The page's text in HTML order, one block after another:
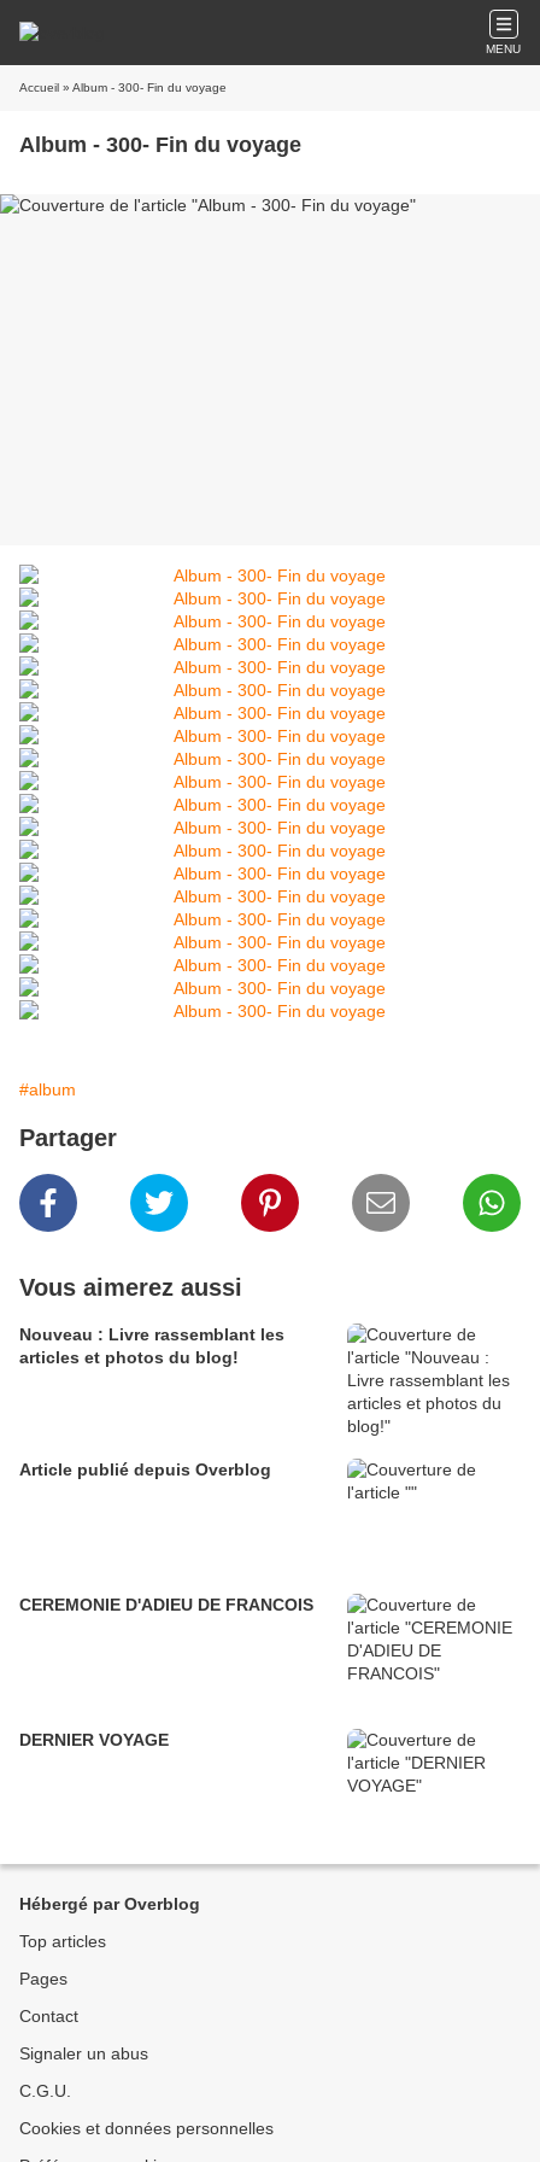
MENU
Accueil » Album - 300- Fin du voyage
Album - 300- Fin du voyage
#album
Partager
Vous aimerez aussi
Nouveau : Livre rassemblant les
articles et photos du blog!
Article publié depuis Overblog
CEREMONIE D'ADIEU DE FRANCOIS
DERNIER VOYAGE
Hébergé par Overblog
Top articles
Pages
Contact
Signaler un abus
C.G.U.
Cookies et données personnelles